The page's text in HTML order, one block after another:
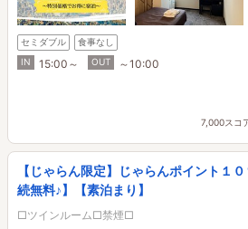
セミダブル
食事なし
IN
15:00～ OUT ～10:00
7,000スコ
【じゃらん限定】じゃらんポイント１
続無料♪】【素泊まり】
□ツインルーム□禁煙□